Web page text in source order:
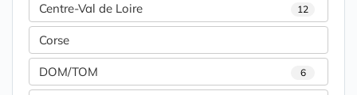
Centre-Val de Loire 12
Corse
DOM/TOM 6